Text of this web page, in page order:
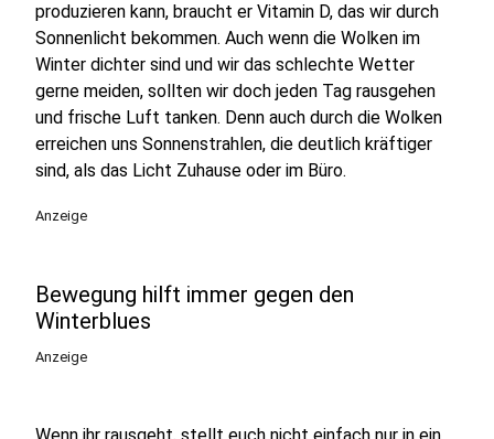
produzieren kann, braucht er Vitamin D, das wir durch
Sonnenlicht bekommen. Auch wenn die Wolken im
Winter dichter sind und wir das schlechte Wetter
gerne meiden, sollten wir doch jeden Tag rausgehen
und frische Luft tanken. Denn auch durch die Wolken
erreichen uns Sonnenstrahlen, die deutlich kräftiger
sind, als das Licht Zuhause oder im Büro.
Anzeige
Bewegung hilft immer gegen den
Winterblues
Anzeige